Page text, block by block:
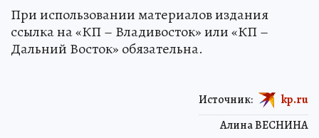
При использовании материалов издания
ссылка на «КП – Владивосток» или «КП –
Дальний Восток» обязательна.
Алина ВЕСНИНА
Источник: kp.ru